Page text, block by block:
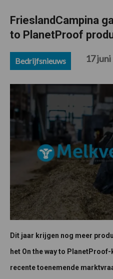
FrieslandCampina
to PlanetProof
Bedrijfsnieuws 17
Dit jaar krijgen nog meer
het On the way to
recente toenemende